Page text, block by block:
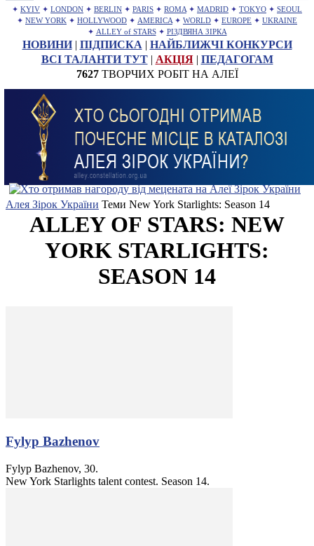
✦ KYIV ✦ LONDON ✦ BERLIN ✦ PARIS ✦ ROMA ✦ MADRID ✦ TOKYO ✦ SEOUL
✦ NEW YORK ✦ HOLLYWOOD ✦ AMERICA ✦ WORLD ✦ EUROPE ✦ UKRAINE
✦ ALLEY of STARS ✦ РІЗДВЯНА ЗІРКА
НОВИНИ| ПІДПИСКА | НАЙБЛИЖЧІ КОНКУРСИ
ВСІ ТАЛАНТИ ТУТ| АКЦІЯ| ПЕДАГОГАМ
7627ТВОРЧИХ РОБІТ НА АЛЕЇ
Алея Зірок України Теми New York Starlights: Season 14
ALLEY OF STARS: NEW
YORK STARLIGHTS:
SEASON 14
Fylyp Bazhenov
Fylyp Bazhenov, 30.
New York Starlights talent contest. Season 14.